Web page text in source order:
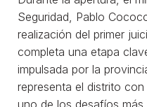
Seguridad, Pablo
realización del primer
completa una etapa
impulsada por la
representa el distrito
uno de los desafíos más